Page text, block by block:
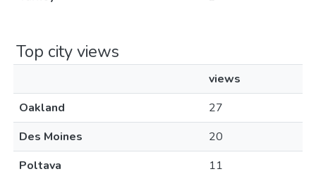
Top city views
views
Oakland
27
Des Moines
20
Poltava
11